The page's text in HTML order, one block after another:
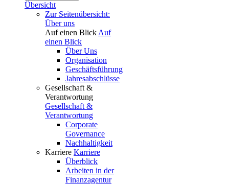
Übersicht
Zur Seitenübersicht:
Über uns
Auf einen Blick Auf
einen Blick
Über Uns
Organisation
Geschäftsführung
Jahresabschlüsse
Gesellschaft &
Verantwortung
Gesellschaft &
Verantwortung
Corporate
Governance
Nachhaltigkeit
Karriere Karriere
Überblick
Arbeiten in der
Finanzagentur